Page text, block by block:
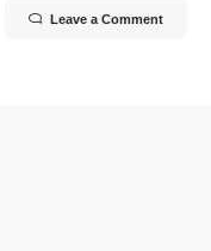
Leave a Comment